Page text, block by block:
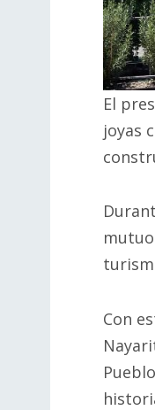
El
joyas
Con